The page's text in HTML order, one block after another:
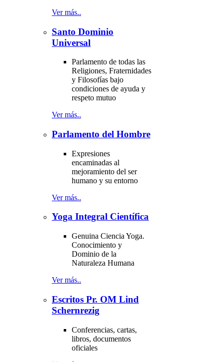
Ver más..
Santo Dominio
Universal
Parlamento de todas las
Religiones, Fraternidades
y Filosofías bajo
condiciones de ayuda y
respeto mutuo
Ver más..
Parlamento del Hombre
Expresiones
encaminadas al
mejoramiento del ser
humano y su entorno
Ver más..
Yoga Integral Científica
Genuina Ciencia Yoga.
Conocimiento y
Dominio de la
Naturaleza Humana
Ver más..
Escritos Pr. OM Lind
Schernrezig
Conferencias, cartas,
libros, documentos
oficiales